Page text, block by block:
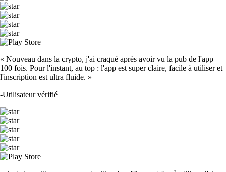
« Nouveau dans la crypto, j'ai craqué après avoir vu la pub de l'app
100 fois. Pour l'instant, au top : l'app est super claire, facile à utiliser et
l'inscription est ultra fluide. »
-Utilisateur vérifié